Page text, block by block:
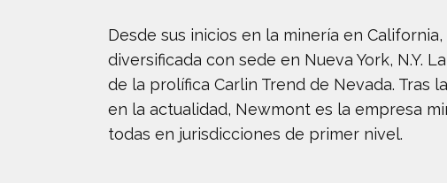
Desde sus inicios en la minería en
diversificada con sede en Nueva York, N.Y.
de la prolífica Carlin Trend de Nevada. Tras
en la actualidad, Newmont es la empresa
todas en jurisdicciones de primer nivel.